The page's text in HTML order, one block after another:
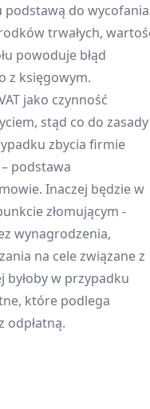
podstawą do wycofania
trwałych,
powoduje błąd
z księgowym.
jako czynność
stąd co do zasady
zbycia firmie
podstawa
Inaczej będzie w
złomującym -
wynagrodzenia,
na cele związane z
w przypadku
które podlega
odpłatną.